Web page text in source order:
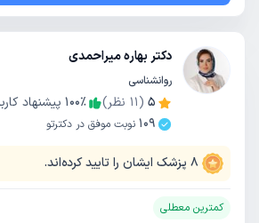
دکتر بهاره میراحمدی
روانشناسی
5
(
11 نظر) 100٪
پیشنهاد
109 نوبت موفق در دکترتو
8 پزشک ایشان را تایید کرده‌اند.
کمترین معطلی